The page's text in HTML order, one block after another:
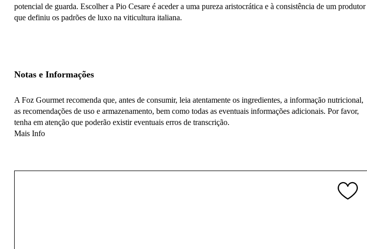
potencial de guarda. Escolher a Pio Cesare é aceder a uma pureza aristocrática e à consistência de um produtor
que definiu os padrões de luxo na viticultura italiana.
Notas e Informações
A Foz Gourmet recomenda que, antes de consumir, leia atentamente os ingredientes, a informação nutricional,
as recomendações de uso e armazenamento, bem como todas as eventuais informações adicionais. Por favor,
tenha em atenção que poderão existir eventuais erros de transcrição.
Mais Info